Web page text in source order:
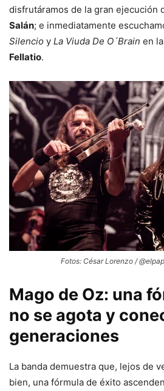
disfrutáramos de la gran ejecución
Salán; e inmediatamente
Silencio y La Viuda De O´Brain en
Fellatio.
Fotos: César Lorenzo /
Mago de Oz: una
no se agota y
generaciones
La banda demuestra que, lejos de
bien, una fórmula de éxito